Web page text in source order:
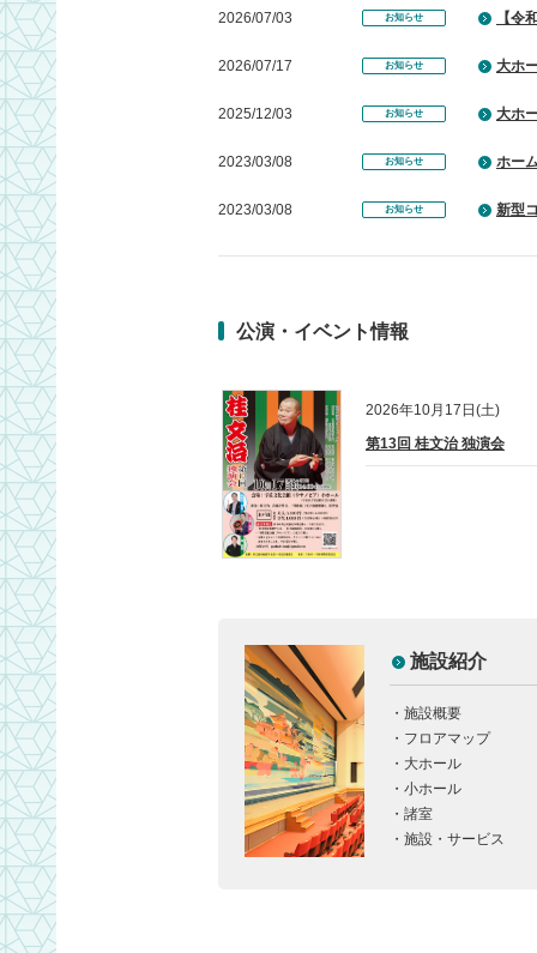
2026/07/03 お知らせ 【令
2026/07/17 お知らせ 大ホ
2025/12/03 お知らせ 大ホ
2023/03/08 お知らせ ホー
2023/03/08 お知らせ 新型
2020/11/29 お知らせ サー
2016/01/04 お知らせ 公演
2016/01/04 お知らせ メル
公演・イベント情報
2026年10月17日(土)
第13回 桂文治 独演会
施設紹介
・ 施設概要
・ フロアマップ
・ 大ホール
・ 小ホール
・ 諸室
・ 施設・サービス